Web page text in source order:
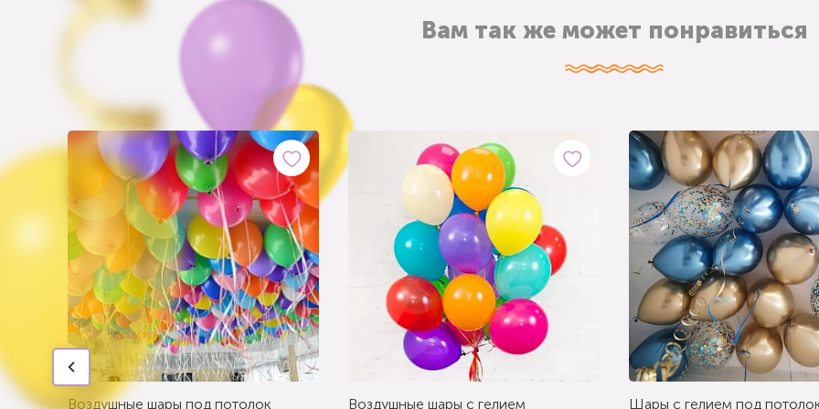
Вам так же может понравиться
Воздушные шары под потолок
Воздушные шары с гелием
Шары с гелием под